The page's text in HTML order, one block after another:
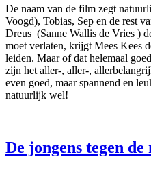
De naam van de film zegt
Voogd), Tobias, Sep en de rest
Dreus (Sanne Wallis de Vries )
moet verlaten, krijgt Mees Kees
leiden. Maar of dat helemaal
zijn het aller-, aller-,
even goed, maar spannend en
natuurlijk wel!
De jongens tegen de